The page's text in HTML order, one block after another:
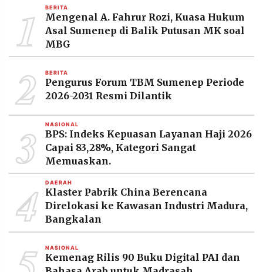
1 BERITA
Mengenal A. Fahrur Rozi, Kuasa Hukum
Asal Sumenep di Balik Putusan MK soal
MBG
2 BERITA
Pengurus Forum TBM Sumenep Periode
2026-2031 Resmi Dilantik
3 NASIONAL
BPS: Indeks Kepuasan Layanan Haji 2026
Capai 83,28%, Kategori Sangat
Memuaskan.
4 DAERAH
Klaster Pabrik China Berencana
Direlokasi ke Kawasan Industri Madura,
Bangkalan
NASIONAL
Kemenag Rilis 90 Buku Digital PAI dan